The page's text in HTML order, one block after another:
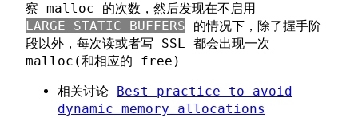
察 malloc 的次数，然后发现在不启用
LARGE_STATIC_BUFFERS 的情况下，除了握手阶
段以外，每次读或者写 SSL 都会出现一次
malloc(和相应的 free)
相关讨论
Best practice to avoid
dynamic memory allocations